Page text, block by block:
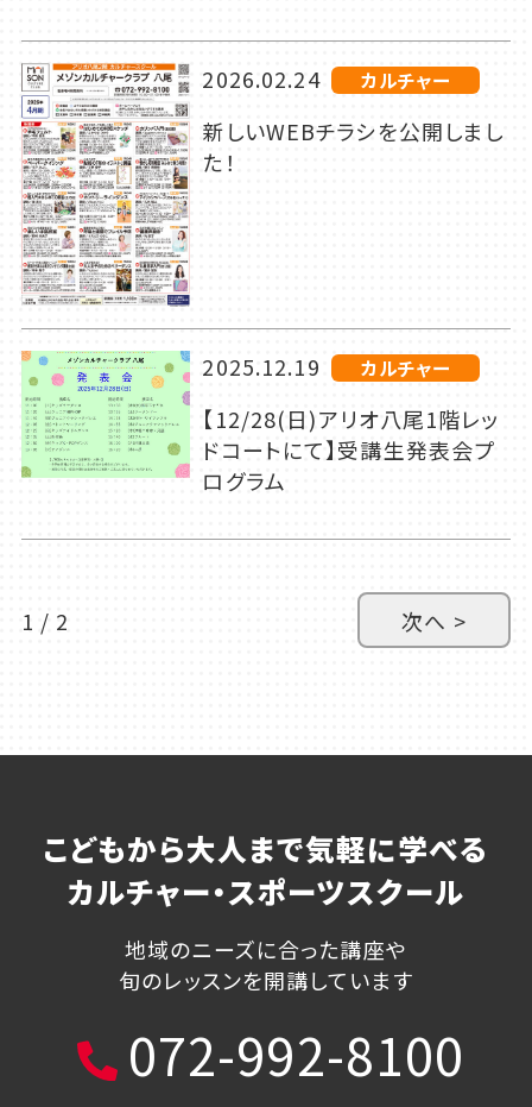
2026.02.24 カルチャー
新しいWEBチラシを公開しまし
た！
2025.12.19 カルチャー
【12/28(日)アリオ八尾1階レッ
ドコートにて】受講生発表会プ
ログラム
1 / 2 次へ >
こどもから大人まで気軽に学べる
カルチャー・スポーツスクール
地域のニーズに合った講座や
旬のレッスンを開講しています
072-992-8100